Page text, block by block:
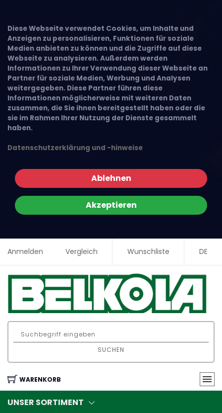
Diese Webseite verwendet Cookies, um Inhalte und
Anzeigen zu personalisieren, Funktionen für soziale
Medien anbieten zu können und die Zugriffe auf diese
Webseite zu analysieren. Außerdem werden
Informationen zu Ihrer Verwendung dieser Webseite an
Partner für soziale Medien, Werbung und Analysen
weitergegeben. Diese Partner führen diese
Informationen möglicherweise mit weiteren Daten
zusammen, die Sie ihnen bereitgestellt haben oder die
sie im Rahmen Ihrer Nutzung der Dienste gesammelt
haben.
Datenschutzerklärung und -hinweise
Ablehnen
Akzeptieren
Anmelden Vergleich Wunschliste DE
SUCHEN
WARENKORB
UNSER SORTIMENT